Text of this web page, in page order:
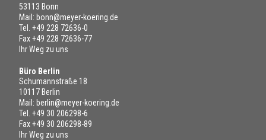
53113 Bonn
Mail: bonn@meyer-koering.de
Tel. +49 228 72636-0
Fax +49 228 72636-77
Ihr Weg zu uns
Büro Berlin
Schumannstraße 18
10117 Berlin
Mail: berlin@meyer-koering.de
Tel. +49 30 206298-6
Fax +49 30 206298-89
Ihr Weg zu uns